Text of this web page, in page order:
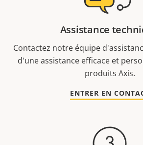
Assistance
Contactez notre équipe
d'une assistance efficace et
produits Axis.
ENTRER EN